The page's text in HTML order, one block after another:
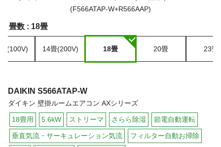
畳数 : 18畳
(100V) 14畳(200V) 18畳 20畳 23畳
DAIKIN S566ATAP-W
ダイキン 壁掛ルームエアコン AXシリーズ
18畳用 5.6kW ストリーマ さらら除湿 節電自動運転
垂直気流・サーキュレーション気流 フィルター自動お掃除